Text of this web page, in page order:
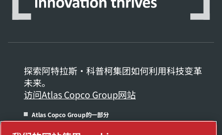
探索阿特拉斯·科普柯集团如何利用科技变革
未来。
访问Atlas Copco Group网站
Atlas Copco Group的一部分